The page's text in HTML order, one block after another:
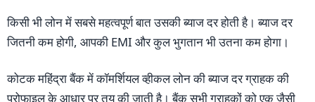
किसी भी लोन में सबसे महत्वपूर्ण बात उसकी ब्याज दर होती है। ब्याज दर
जितनी कम होगी, आपकी EMI और कुल भुगतान भी उतना कम होगा।
कोटक महिंद्रा बैंक में कॉमर्शियल व्हीकल लोन की ब्याज दर ग्राहक की
प्रोफाइल के आधार पर तय की जाती है। बैंक सभी ग्राहकों को एक जैसी